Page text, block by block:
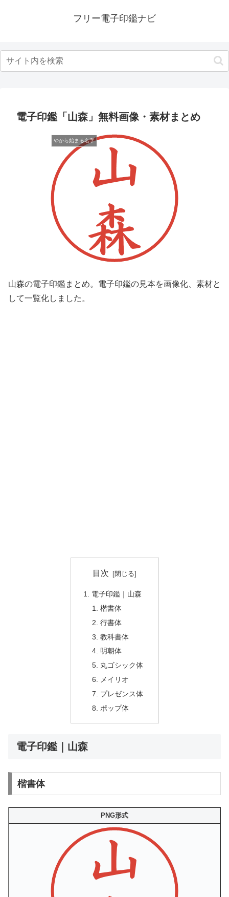
フリー電子印鑑ナビ
電子印鑑「山森」無料画像・素材まとめ
やから始まる名字
山森の電子印鑑まとめ。電子印鑑の見本を画像化、素材と
して一覧化しました。
目次
電子印鑑｜山森
楷書体
行書体
教科書体
明朝体
丸ゴシック体
メイリオ
プレゼンス体
ポップ体
電子印鑑｜山森
楷書体
PNG形式